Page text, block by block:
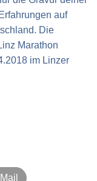
auf
Die
Marathon
im Linzer